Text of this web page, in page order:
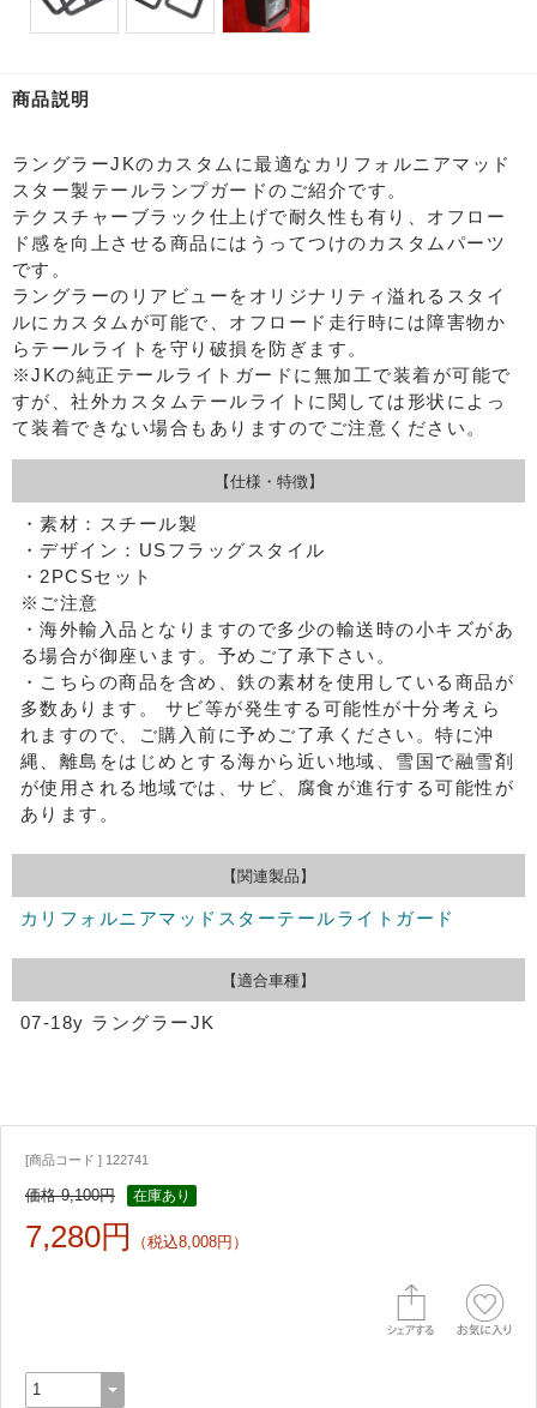
商品説明
ラングラーJKのカスタムに最適なカリフォルニアマッド
スター製テールランプガードのご紹介です。
テクスチャーブラック仕上げで耐久性も有り、オフロー
ド感を向上させる商品にはうってつけのカスタムパーツ
です。
ラングラーのリアビューをオリジナリティ溢れるスタイ
ルにカスタムが可能で、オフロード走行時には障害物か
らテールライトを守り破損を防ぎます。
※JKの純正テールライトガードに無加工で装着が可能で
すが、社外カスタムテールライトに関しては形状によっ
て装着できない場合もありますのでご注意ください。
【仕様・特徴】
・素材：スチール製
・デザイン：USフラッグスタイル
・2PCSセット
※ご注意
・海外輸入品となりますので多少の輸送時の小キズがあ
る場合が御座います。予めご了承下さい。
・こちらの商品を含め、鉄の素材を使用している商品が
多数あります。
サビ等が発生する可能性が十分考えら
れますので、ご購入前に予めご了承ください。特に沖
縄、離島をはじめとする海から近い地域、雪国で融雪剤
が使用される地域では、サビ、腐食が進行する可能性が
あります。
【関連製品】
カリフォルニアマッドスターテールライトガード
【適合車種】
07-18y ラングラーJK
[商品コード ] 122741
価格 9,100円 在庫あり
7,280円 （税込8,008円）